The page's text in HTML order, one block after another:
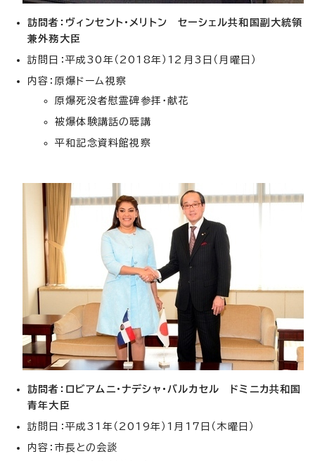
訪問者：ヴィンセント・メリトン セーシェル共和国副大統領
兼外務大臣
訪問日：平成30年（2018年）12月3日（月曜日）
内容：原爆ドーム視察
原爆死没者慰霊碑参拝・献花
被爆体験講話の聴講
平和記念資料館視察
訪問者：ロビアムニ・ナデシャ・バルカセル ドミニカ共和国
青年大臣
訪問日：平成31年（2019年）1月17日（木曜日）
内容：市長との会談